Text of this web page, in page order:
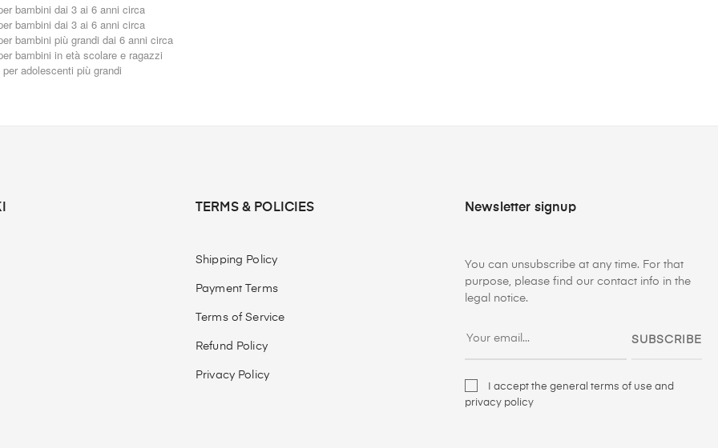
bambini dai 3 ai 6 anni circa
bambini dai 3 ai 6 anni circa
bambini più grandi dai 6 anni circa
bambini in età scolare e ragazzi
adolescenti più grandi
TERMS & POLICIES
Shipping Policy
Payment Terms
Terms of Service
Refund Policy
Privacy Policy
Newsletter signup
You can unsubscribe at any time. For that
purpose, please find our contact info in the
legal notice.
SUBSCRIBE
I accept the general terms of use and
privacy policy